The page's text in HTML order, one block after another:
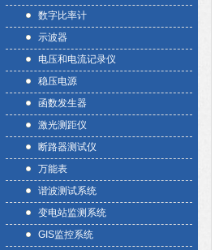
数字比率计
示波器
电压和电流记录仪
稳压电源
函数发生器
激光测距仪
断路器测试仪
万能表
谐波测试系统
变电站监测系统
GIS监控系统